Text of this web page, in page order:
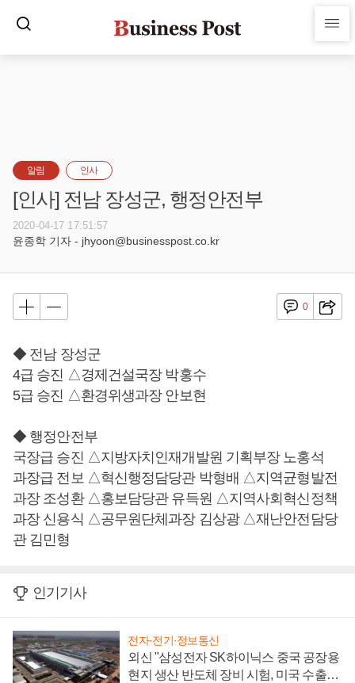
알림 인사
[인사] 전남 장성군, 행정안전부
2020-04-17 17:51:57
윤종학 기자 - jhyoon@businesspost.co.kr
0
◆ 전남 장성군
4급 승진 △경제건설국장 박홍수
5급 승진 △환경위생과장 안보현
◆ 행정안전부
국장급 승진 △지방자치인재개발원 기획부장 노홍석
과장급 전보 △혁신행정담당관 박형배 △지역균형발전
과장 조성환 △홍보담당관 유득원 △지역사회혁신정책
과장 신용식 △공무원단체과장 김상광 △재난안전담당
관 김민형
인기기사
전자·전기·정보통신
외신 "삼성전자 SK하이닉스 중국 공장용
현지 생산 반도체 장비 시험, 미국 수출통